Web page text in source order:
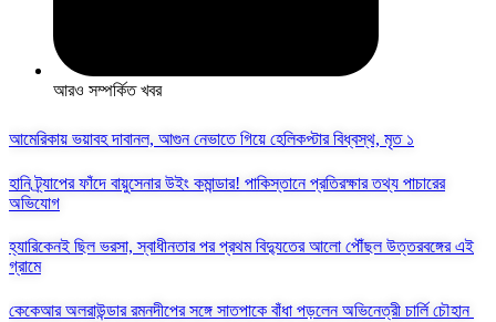
আরও সম্পর্কিত খবর
আমেরিকায় ভয়াবহ দাবানল, আগুন নেভাতে গিয়ে হেলিকপ্টার বিধ্বস্থ, মৃত ১
হানি ট্র্যাপের ফাঁদে বায়ুসেনার উইং কমান্ডার! পাকিস্তানে প্রতিরক্ষার তথ্য পাচারের
অভিযোগ
হ্যারিকেনই ছিল ভরসা, স্বাধীনতার পর প্রথম বিদ্যুতের আলো পৌঁছল উত্তরবঙ্গের এই
গ্রামে
কেকেআর অলরাউন্ডার রমনদীপের সঙ্গে সাতপাকে বাঁধা পড়লেন অভিনেত্রী চার্লি চৌহান